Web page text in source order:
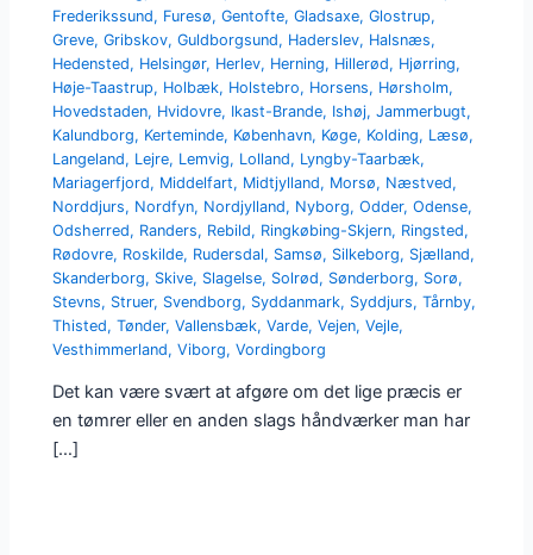
Frederikssund, Furesø,Gentofte,Gladsaxe,Glostrup,
Greve,Gribskov,Guldborgsund, Haderslev, Halsnæs,
Hedensted, Helsingør, Herlev, Herning, Hillerød, Hjørring,
Høje-Taastrup, Holbæk, Holstebro, Horsens, Hørsholm,
Hovedstaden, Hvidovre, Ikast-Brande, Ishøj,Jammerbugt,
Kalundborg, Kerteminde, København, Køge, Kolding, Læsø,
Langeland, Lejre, Lemvig, Lolland, Lyngby-Taarbæk,
Mariagerfjord, Middelfart, Midtjylland, Morsø, Næstved,
Norddjurs, Nordfyn, Nordjylland, Nyborg,Odder,Odense,
Odsherred, Randers, Rebild, Ringkøbing-Skjern, Ringsted,
Rødovre, Roskilde, Rudersdal, Samsø, Silkeborg, Sjælland,
Skanderborg, Skive, Slagelse, Solrød, Sønderborg, Sorø,
Stevns, Struer, Svendborg, Syddanmark, Syddjurs,Tårnby,
Thisted,Tønder,Vallensbæk,Varde,Vejen,Vejle,
Vesthimmerland,Viborg,Vordingborg
Det kan være svært at afgøre om det lige præcis er
en tømrer eller en anden slags håndværker man har
[…]